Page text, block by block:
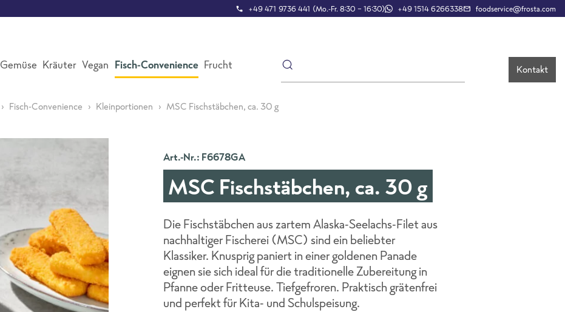
+49 471 9736 441 (Mo.-Fr. 8:30 – 16:30) +49 1514 6266338 foodservice@frosta.com
Gemüse Kräuter Vegan Fisch-Convenience Frucht Kontakt
Fisch-Convenience Kleinportionen MSC Fischstäbchen, ca. 30 g
Art.-Nr.: F6678GA
MSC Fischstäbchen, ca. 30 g
Die Fischstäbchen aus zartem Alaska-Seelachs-Filet aus
nachhaltiger Fischerei (MSC) sind ein beliebter
Klassiker. Knusprig paniert in einer goldenen Panade
eignen sie sich ideal für die traditionelle Zubereitung in
Pfanne oder Fritteuse. Tiefgefroren. Praktisch grätenfrei
und perfekt für Kita- und Schulspeisung.